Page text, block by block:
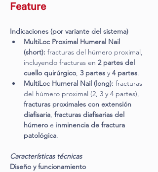
Feature
Indicaciones (por variante del sistema)
MultiLoc Proximal Humeral Nail
(short): fracturas del húmero proximal,
incluyendo fracturas en 2 partes del
cuello quirúrgico, 3 partes y 4 partes.
MultiLoc Humeral Nail (long): fracturas
del húmero proximal (2, 3 y 4 partes),
fracturas proximales con extensión
diafisaria, fracturas diafisarias del
húmero e inminencia de fractura
patológica.
Características técnicas
Diseño y funcionamiento